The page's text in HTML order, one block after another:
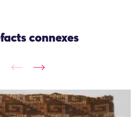
connexes